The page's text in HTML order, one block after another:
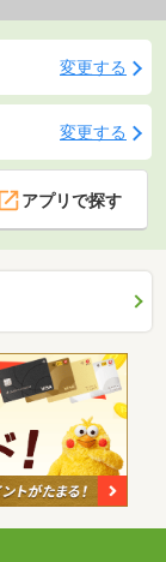
変更する
変更する
アプリで探す